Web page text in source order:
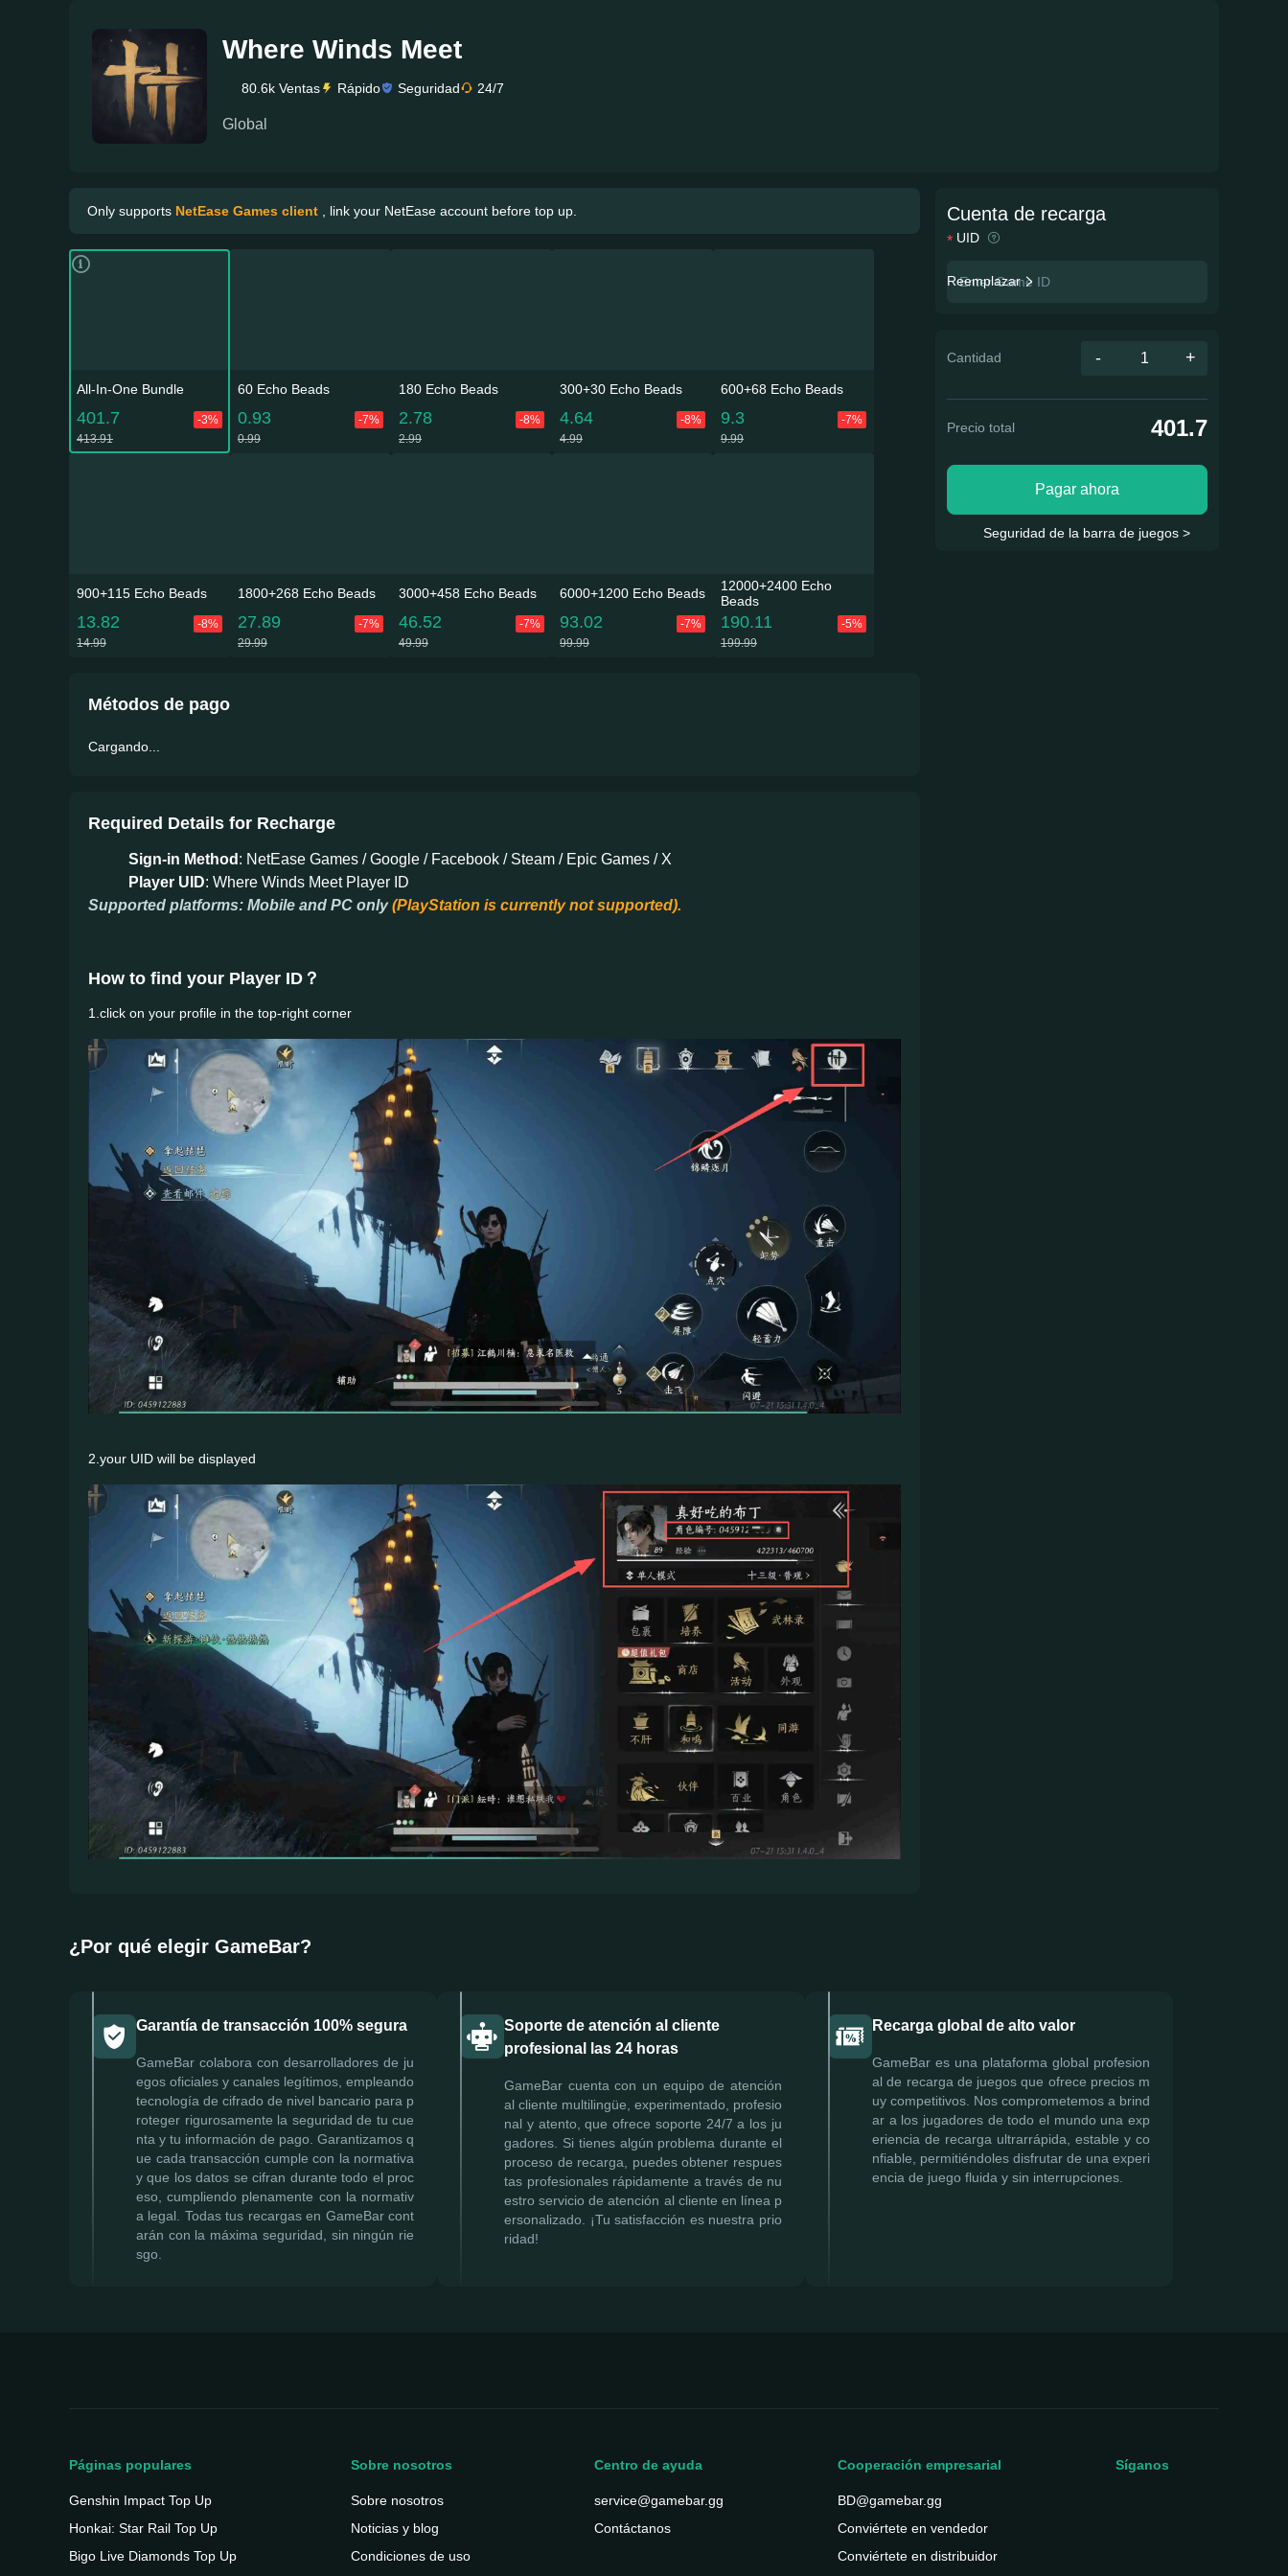
Where Winds Meet
80.6k Ventas Rápido Seguridad 24/7
Global
Only supports NetEase Games client , link your NetEase account before top up.
All-In-One Bundle
401.7
-3%
413.91
60 Echo Beads
0.93
-7%
0.99
180 Echo Beads
2.78
-8%
2.99
300+30 Echo Beads
4.64
-8%
4.99
600+68 Echo Beads
9.3
-7%
9.99
900+115 Echo Beads
13.82
-8%
14.99
1800+268 Echo Beads
27.89
-7%
29.99
3000+458 Echo Beads
46.52
-7%
49.99
6000+1200 Echo Beads
93.02
-7%
99.99
12000+2400 Echo
Beads
190.11
-5%
199.99
Métodos de pago
Cargando...
Cuenta de recarga
UID
Reemplazar
Cantidad - +
Precio total 401.7
Pagar ahora
Seguridad de la barra de juegos >
Required Details for Recharge
Sign-in Method : NetEase Games / Google / Facebook / Steam / Epic Games / X
Player UID: Where Winds Meet Player ID
Supported platforms: Mobile and PC only(PlayStation is currently not supported).
How to find your Player ID？
1.click on your profile in the top-right corner
2.your UID will be displayed
¿Por qué elegir GameBar?
Garantía de transacción 100% segura
GameBar colabora con desarrolladores de ju
egos oficiales y canales legítimos, empleando
tecnología de cifrado de nivel bancario para p
roteger rigurosamente la seguridad de tu cue
nta y tu información de pago. Garantizamos q
ue cada transacción cumple con la normativa
y que los datos se cifran durante todo el proc
eso, cumpliendo plenamente con la normativ
a legal. Todas tus recargas en GameBar cont
arán con la máxima seguridad, sin ningún rie
sgo.
Soporte de atención al cliente
profesional las 24 horas
GameBar cuenta con un equipo de atención
al cliente multilingüe, experimentado, profesio
nal y atento, que ofrece soporte 24/7 a los ju
gadores. Si tienes algún problema durante el
proceso de recarga, puedes obtener respues
tas profesionales rápidamente a través de nu
estro servicio de atención al cliente en línea p
ersonalizado. ¡Tu satisfacción es nuestra prio
ridad!
Recarga global de alto valor
GameBar es una plataforma global profesion
al de recarga de juegos que ofrece precios m
uy competitivos. Nos comprometemos a brind
ar a los jugadores de todo el mundo una exp
eriencia de recarga ultrarrápida, estable y co
nfiable, permitiéndoles disfrutar de una experi
encia de juego fluida y sin interrupciones.
Páginas populares
Genshin Impact Top Up
Honkai: Star Rail Top Up
Bigo Live Diamonds Top Up
Sobre nosotros
Sobre nosotros
Noticias y blog
Condiciones de uso
Centro de ayuda
service@gamebar.gg
Contáctanos
Cooperación empresarial
BD@gamebar.gg
Conviértete en vendedor
Conviértete en distribuidor
Síganos